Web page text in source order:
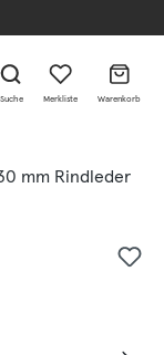
Suche Merkliste Warenkorb
mm Rindleder